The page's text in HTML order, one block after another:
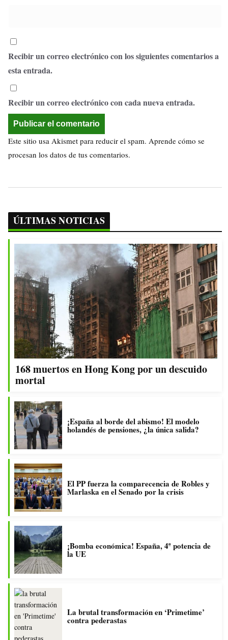
Recibir un correo electrónico con los siguientes comentarios a
esta entrada.
Recibir un correo electrónico con cada nueva entrada.
Este sitio usa Akismet para reducir el spam. Aprende cómo se
procesan los datos de tus comentarios.
ÚLTIMAS NOTICIAS
168 muertos en Hong Kong por un descuido
mortal
¡España al borde del abismo! El modelo
holandés de pensiones, ¿la única salida?
El PP fuerza la comparecencia de Robles y
Marlaska en el Senado por la crisis
¡Bomba económica! España, 4ª potencia de
la UE
La brutal transformación en ‘Primetime’
contra pederastas